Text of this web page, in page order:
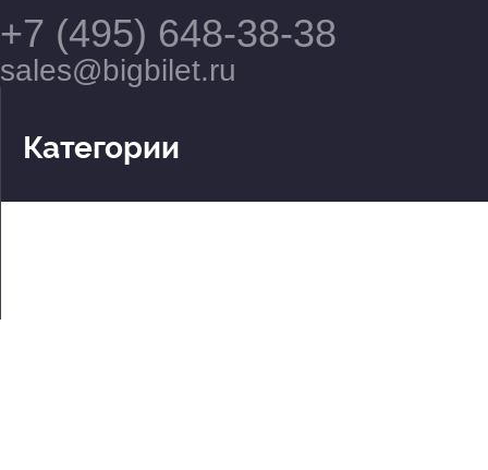
+7 (495) 648-38-38
sales@bigbilet.ru
Категории
Театры